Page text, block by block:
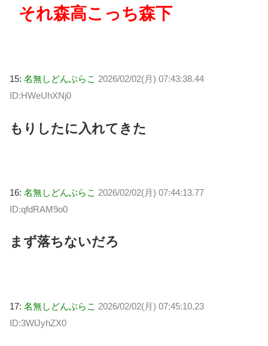
それ森高こっち森下
15: 名無しどんぶらこ 2026/02/02(月) 07:43:38.44
ID:HWeUhXNj0
もりしたに入れてきた
16: 名無しどんぶらこ 2026/02/02(月) 07:44:13.77
ID:qfdRAM9o0
まず落ちないだろ
17: 名無しどんぶらこ 2026/02/02(月) 07:45:10.23
ID:3WlJyhZX0